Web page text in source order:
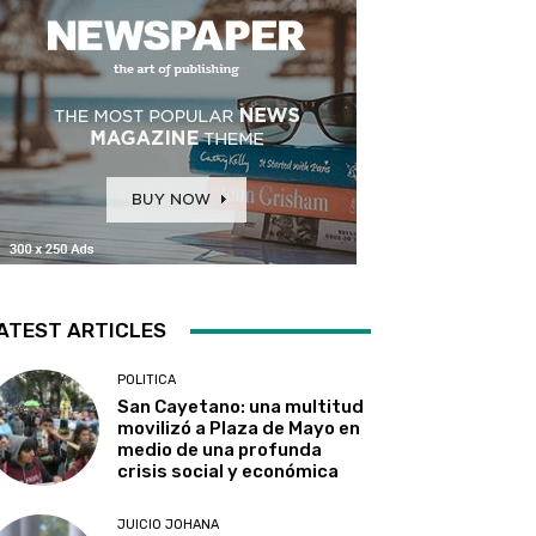
ARTICLES
POLITICA
San Cayetano: una multitud
movilizó a Plaza de Mayo en
medio de una profunda
crisis social y económica
JUICIO JOHANA